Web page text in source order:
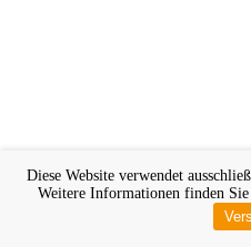
Diese Website verwendet
Weitere Informationen finden